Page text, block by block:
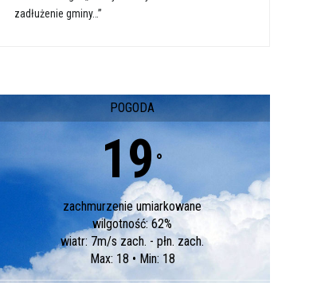
zadłużenie gminy…”
POGODA
19 °
zachmurzenie umiarkowane
wilgotność: 62%
wiatr: 7m/s zach. - płn. zach.
Max: 18 • Min: 18